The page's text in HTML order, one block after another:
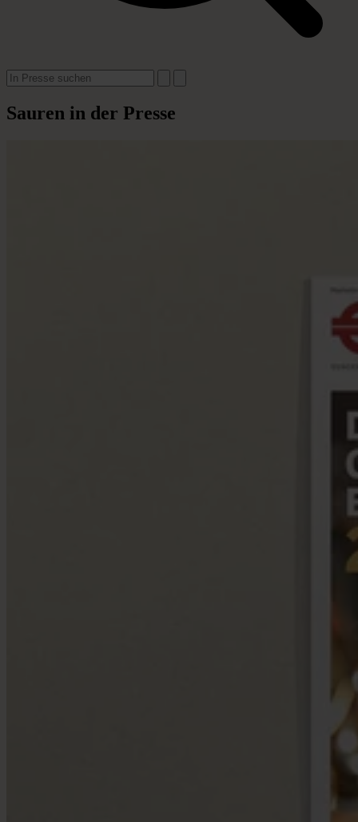
Sauren in der Presse